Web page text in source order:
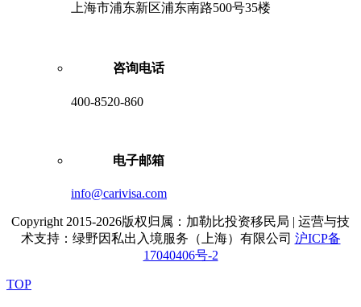
上海市浦东新区浦东南路500号35楼
咨询电话
400-8520-860
电子邮箱
info@carivisa.com
Copyright 2015-2026版权归属：加勒比投资移民局 | 运营与技
术支持：绿野因私出入境服务（上海）有限公司 沪ICP备
17040406号-2
TOP